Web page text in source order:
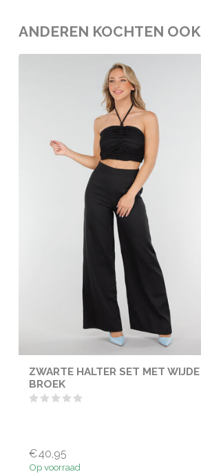
ANDEREN KOCHTEN OOK
ZWARTE HALTER SET MET WIJDE
BROEK
€40,95
Op voorraad